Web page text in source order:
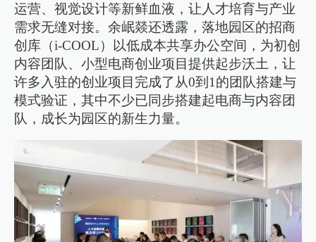
运营、视觉设计等新鲜血液，让人才培育与产业
需求无缝对接。余岷燚还透露，落地园区的招商
创库（i-COOL）以低成本共享办公空间，为初创
内容团队、小型电商创业项目提供起步沃土，让
许多入驻的创业项目完成了从0到1的团队搭建与
模式验证，其中不少已同步搭建起电商与内容团
队，成长为园区的新生力量。